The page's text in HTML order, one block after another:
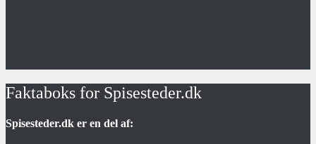
Faktaboks for Spisesteder.dk
Spisesteder.dk er en del af: